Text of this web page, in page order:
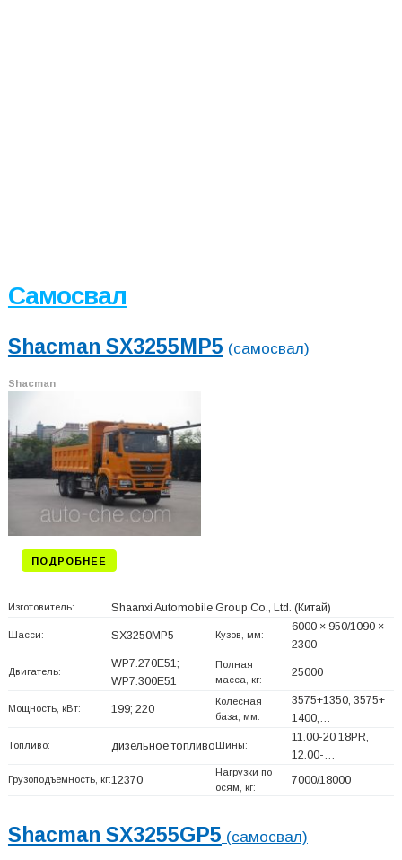
Самосвал
Shacman SX3255MP5 (самосвал)
Shacman
ПОДРОБНЕЕ
Изготовитель: Shaanxi Automobile Group Co., Ltd. (Китай)
Шасси: SX3250MP5 Кузов, мм:
6000 × 950/1090 ×
2300
Двигатель:
WP7.270E51;
WP7.300E51
Полная
масса, кг:
25000
Мощность, кВт: 199; 220
Колесная
база, мм:
3575+1350, 3575+
1400,…
Топливо: дизельное топливо Шины:
11.00-20 18PR,
12.00-…
Грузоподъемность, кг:12370
Нагрузки по
осям, кг:
7000/18000
Shacman SX3255GP5 (самосвал)